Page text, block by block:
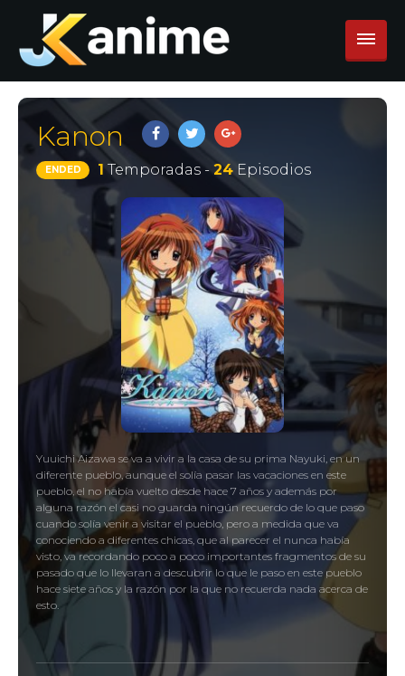
Kanon
ENDED 1 Temporadas - 24Episodios
Yuuichi Aizawa se va a vivir a la casa de su prima Nayuki, en un
diferente pueblo, aunque el solía pasar las vacaciones en este
pueblo, el no había vuelto desde hace 7 años y además por
alguna razón el casi no guarda ningún recuerdo de lo que paso
cuando solía venir a visitar el pueblo, pero a medida que va
conociendo a diferentes chicas, que al parecer el nunca había
visto, va recordando poco a poco importantes fragmentos de su
pasado que lo llevaran a descubrir lo que le paso en este pueblo
hace siete años y la razón por la que no recuerda nada acerca de
esto.